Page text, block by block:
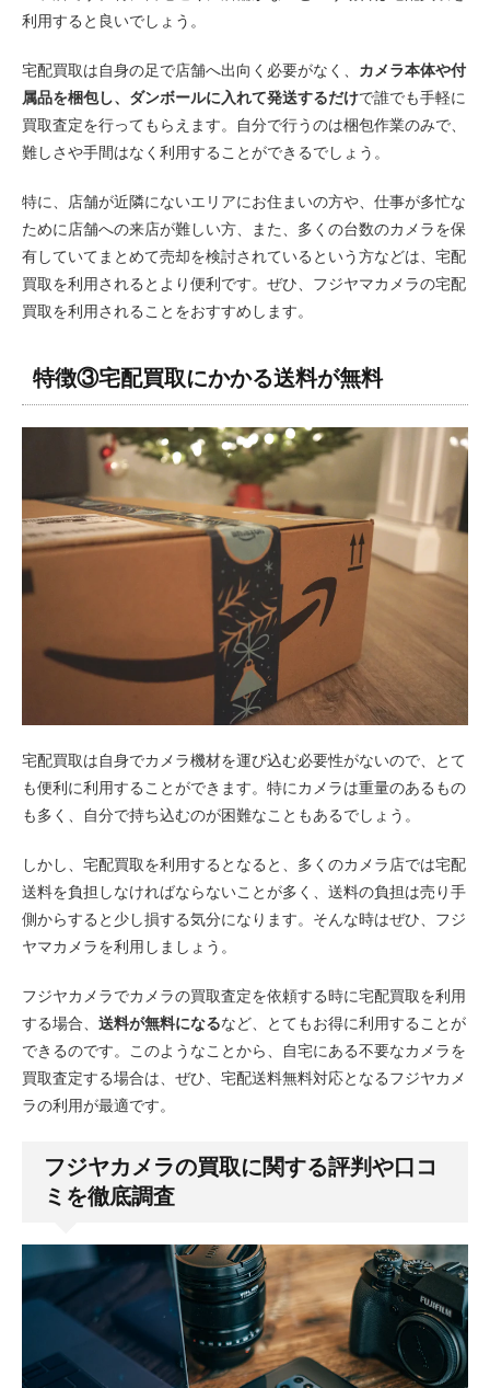
利用すると良いでしょう。
宅配買取は自身の足で店舗へ出向く必要がなく、 カメラ本体や付
属品を梱包し、ダンボールに入れて発送するだけで誰でも手軽に
買取査定を行ってもらえます。自分で行うのは梱包作業のみで、
難しさや手間はなく利用することができるでしょう。
特に、店舗が近隣にないエリアにお住まいの方や、仕事が多忙な
ために店舗への来店が難しい方、また、多くの台数のカメラを保
有していてまとめて売却を検討されているという方などは、宅配
買取を利用されるとより便利です。ぜひ、フジヤマカメラの宅配
買取を利用されることをおすすめします。
特徴③宅配買取にかかる送料が無料
宅配買取は自身でカメラ機材を運び込む必要性がないので、とて
も便利に利用することができます。特にカメラは重量のあるもの
も多く、自分で持ち込むのが困難なこともあるでしょう。
しかし、宅配買取を利用するとなると、多くのカメラ店では宅配
送料を負担しなければならないことが多く、送料の負担は売り手
側からすると少し損する気分になります。そんな時はぜひ、フジ
ヤマカメラを利用しましょう。
フジヤカメラでカメラの買取査定を依頼する時に宅配買取を利用
する場合、 送料が無料になるなど、とてもお得に利用することが
できるのです。このようなことから、自宅にある不要なカメラを
買取査定する場合は、ぜひ、宅配送料無料対応となるフジヤカメ
ラの利用が最適です。
フジヤカメラの買取に関する評判や口コ
ミを徹底調査